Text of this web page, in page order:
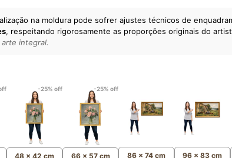
na moldura pode sofrer ajustes técnicos de
, respeitando rigorosamente as proporções originais do
integral.
-25% off
48 x 42 cm
-25% off
66 x 57 cm 86 x 74 cm 96 x 83 cm